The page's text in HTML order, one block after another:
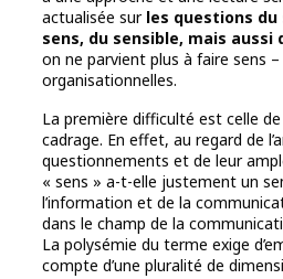
actualisée sur les questions
sens, du sensible, mais aussi
on ne parvient plus à faire sens
organisationnelles.
La première difficulté est celle
cadrage. En effet, au regard de
questionnements et de leur
« sens » a-t-elle justement un
l’information et de la
dans le champ de la
La polysémie du terme exige
compte d’une pluralité de